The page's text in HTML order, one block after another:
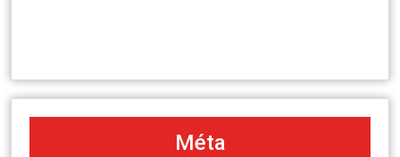
Méta